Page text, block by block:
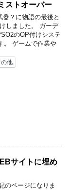
ストオーバー
？に物語の最後と
しました。 ガーデ
のOP付けシステ
。 ゲームで作業や
の他
サイトに埋め
のページになりま